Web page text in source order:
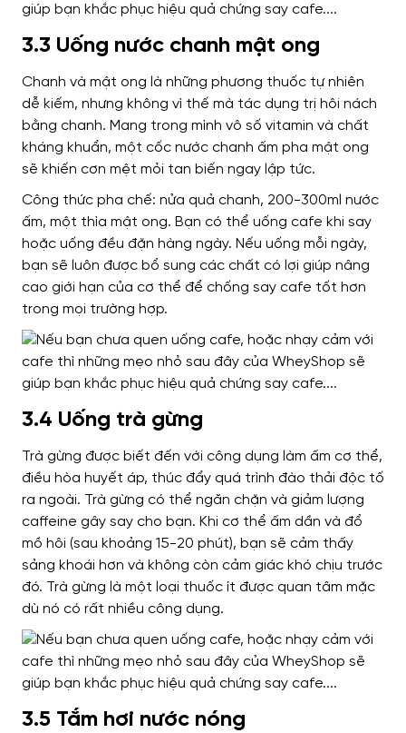
3.3 Uống nước chanh mật ong
Chanh và mật ong là những phương thuốc tự nhiên
dễ kiếm, nhưng không vì thế mà tác dụng trị hôi nách
bằng chanh. Mang trong mình vô số vitamin và chất
kháng khuẩn, một cốc nước chanh ấm pha mật ong
sẽ khiến cơn mệt mỏi tan biến ngay lập tức.
Công thức pha chế: nửa quả chanh, 200-300ml nước
ấm, một thìa mật ong. Bạn có thể uống cafe khi say
hoặc uống đều đặn hàng ngày. Nếu uống mỗi ngày,
bạn sẽ luôn được bổ sung các chất có lợi giúp nâng
cao giới hạn của cơ thể để chống say cafe tốt hơn
trong mọi trường hợp.
3.4 Uống trà gừng
Trà gừng được biết đến với công dụng làm ấm cơ thể,
điều hòa huyết áp, thúc đẩy quá trình đào thải độc tố
ra ngoài. Trà gừng có thể ngăn chặn và giảm lượng
caffeine gây say cho bạn. Khi cơ thể ấm dần và đổ
mồ hôi (sau khoảng 15-20 phút), bạn sẽ cảm thấy
sảng khoái hơn và không còn cảm giác khó chịu trước
đó. Trà gừng là một loại thuốc ít được quan tâm mặc
dù nó có rất nhiều công dụng.
3.5 Tắm hơi nước nóng